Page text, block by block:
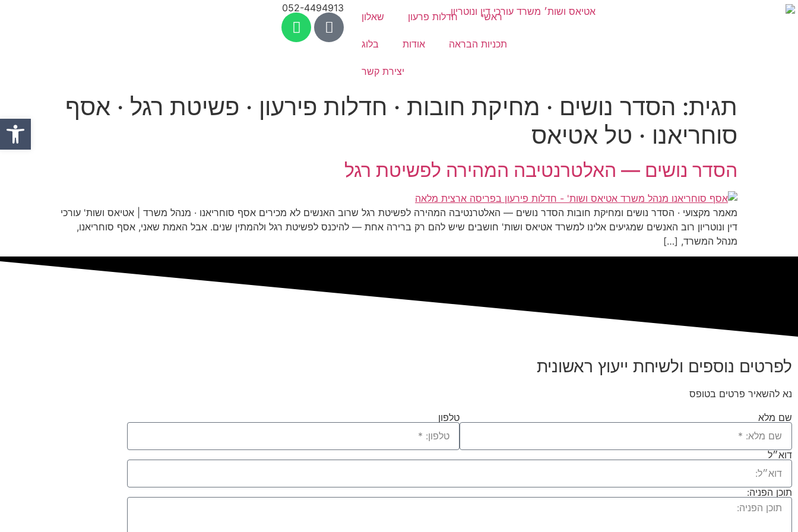
ראשי חדלות פרעון שאלון
תכניות הבראה אודות בלוג
יצירת קשר
052-4494913
תגית: הסדר נושים · מחיקת חובות · חדלות פירעון · פשיטת רגל · אסף
סוחריאנו · טל אטיאס
הסדר נושים — האלטרנטיבה המהירה לפשיטת רגל
מאמר מקצועי · הסדר נושים ומחיקת חובות הסדר נושים — האלטרנטיבה המהירה לפשיטת רגל שרוב האנשים לא מכירים אסף סוחריאנו · מנהל משרד | אטיאס ושות' עורכי
דין ונוטריון רוב האנשים שמגיעים אלינו למשרד אטיאס ושות' חושבים שיש להם רק ברירה אחת — להיכנס לפשיטת רגל ולהמתין שנים. אבל האמת שאני, אסף סוחריאנו,
מנהל המשרד, […]
לפרטים נוספים ולשיחת ייעוץ ראשונית
נא להשאיר פרטים בטופס
שם מלא
טלפון
דוא״ל
תוכן הפניה:
פתח